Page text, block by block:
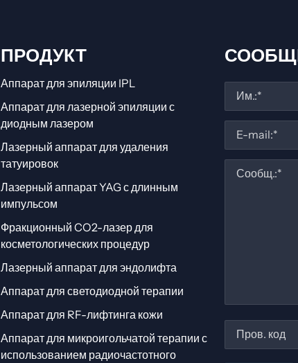
ПРОДУКТ
Аппарат для эпиляции IPL
Аппарат для лазерной эпиляции с
диодным лазером
Лазерный аппарат для удаления
татуировок
Лазерный аппарат YAG с длинным
импульсом
Фракционный CO2-лазер для
косметологических процедур
Лазерный аппарат для эндолифта
Аппарат для светодиодной терапии
Аппарат для RF-лифтинга кожи
Аппарат для микроигольчатой ​​терапии с
использованием радиочастотного